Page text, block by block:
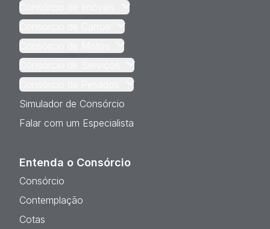
Consórcio de Imóveis
Consórcio de Carros
Consórcio de Motos
Consórcio de Serviços
Consórcio de Pesados
Simulador de Consórcio
Falar com um Especialista
Entenda o Consórcio
Consórcio
Contemplação
Cotas